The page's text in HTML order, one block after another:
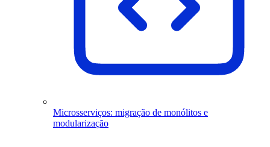
Microsserviços: migração de monólitos e
modularização